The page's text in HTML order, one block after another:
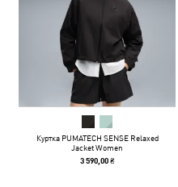
Куртка PUMATECH SENSE Relaxed
Jacket Women
3 590,00 ₴